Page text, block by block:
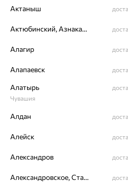
Запросить
от 62 730
Купить
Актаныш
Актюбинский, Азнакаевский район
Алагир
Алапаевск
Алатырь
Чувашия
Алдан
Алейск
Александров
Александровское, Ставропольский край